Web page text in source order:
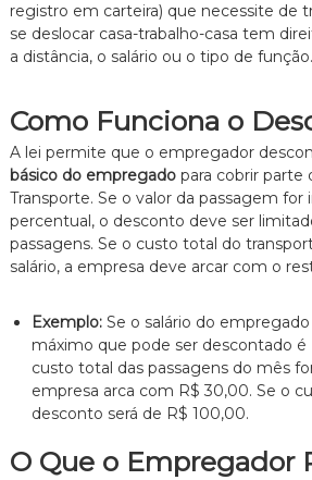
m
e
n
é
i
c
o
,
l
a
e
p
e
a
registro em carteira) que necessite de
se deslocar casa-trabalho-casa tem
a distância, o salário ou o tipo de função.
Como Funciona o
A lei permite que o empregador
básico do empregadopara cobrir parte
Transporte. Se o valor da passagem for
percentual, o desconto deve ser
passagens. Se o custo total do
salário, a empresa deve arcar com o
Exemplo:Se o salário do
máximo que pode ser descontado é
custo total das passagens do mês
empresa arca com R$ 30,00. Se o
desconto será de R$ 100,00.
O Que o Empregador